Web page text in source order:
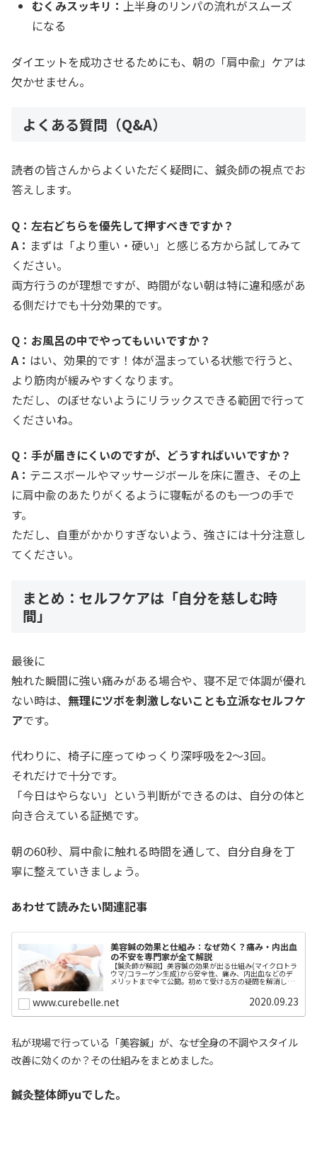
むくみスッキリ：上半身のリンパの流れがスムーズ
になる
ダイエットを成功させるためにも、朝の「肩中兪」ケアは
欠かせません。
よくある質問（Q&A）
読者の皆さんからよくいただく疑問に、鍼灸師の視点でお
答えします。
Q：左右どちらを優先して押すべきですか？
A： まずは「より重い・硬い」と感じる方から試してみて
ください。
両方行うのが理想ですが、時間がない朝は特に違和感があ
る側だけでも十分効果的です。
Q：お風呂の中でやってもいいですか？
A： はい、効果的です！体が温まっている状態で行うと、
より筋肉が緩みやすくなります。
ただし、のぼせないようにリラックスできる範囲で行って
くださいね。
Q：手が届きにくいのですが、どうすればいいですか？
A： テニスボールやマッサージボールを床に置き、その上
に肩中兪のあたりがくるように寝転がるのも一つの手で
す。
ただし、自重がかかりすぎないよう、強さには十分注意し
てください。
まとめ：セルフケアは「自分を慈しむ時
間」
最後に
触れた瞬間に強い痛みがある場合や、寝不足で体調が優れ
ない時は、 無理にツボを刺激しないことも立派なセルフケ
アです。
代わりに、椅子に座ってゆっくり深呼吸を2〜3回。
それだけで十分です。
「今日はやらない」という判断ができるのは、自分の体と
向き合えている証拠です。
朝の60秒、肩中兪に触れる時間を通して、自分自身を丁
寧に整えていきましょう。
あわせて読みたい関連記事
美容鍼の効果と仕組み：なぜ効く？痛み・内出血
の不安を専門家が全て解説
【鍼灸師が解説】美容鍼の効果が出る仕組み(マイクロトラ
ウマ/コラーゲン生成)から安全性、痛み、内出血などのデ
メリットまで全て公開。初めて受ける方の疑問を解消し、
www.curebelle.net 2020.09.23
私が現場で行っている「美容鍼」が、なぜ全身の不調やスタイル
改善に効くのか？その仕組みをまとめました。
鍼灸整体師yuでした。